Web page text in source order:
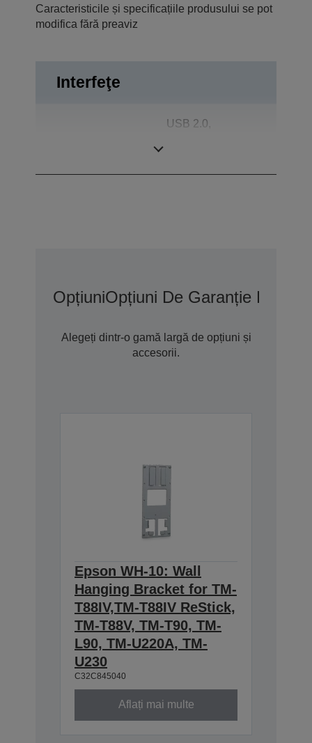
Caracteristicile și specificațiile produsului se pot
modifica fără preaviz
Interfeţe
USB 2.0,
OpțiuniOpțiuni De Garanție
Alegeți dintr-o gamă largă de opțiuni și
accesorii.
Epson WH-10: Wall
Hanging Bracket for TM-
T88IV,TM-T88IV ReStick,
TM-T88V, TM-T90, TM-
L90, TM-U220A, TM-
U230
C32C845040
Aflați mai multe